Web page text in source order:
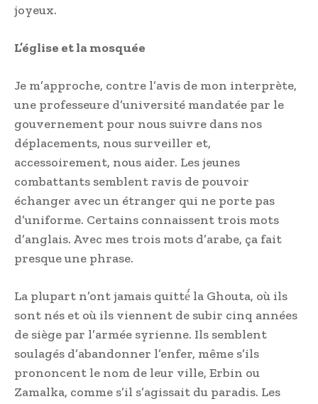
joyeux.
L’église et la mosquée
Je m’approche, contre l’avis de mon interprète,
une professeure d’université mandatée par le
gouvernement pour nous suivre dans nos
déplacements, nous surveiller et,
accessoirement, nous aider. Les jeunes
combattants semblent ravis de pouvoir
échanger avec un étranger qui ne porte pas
d’uniforme. Certains connaissent trois mots
d’anglais. Avec mes trois mots d’arabe, ça fait
presque une phrase.
La plupart n’ont jamais quitté́ la Ghouta, où ils
sont nés et où ils viennent de subir cinq années
de siège par l’armée syrienne. Ils semblent
soulagés d’abandonner l’enfer, même s’ils
prononcent le nom de leur ville, Erbin ou
Zamalka, comme s’il s’agissait du paradis. Les